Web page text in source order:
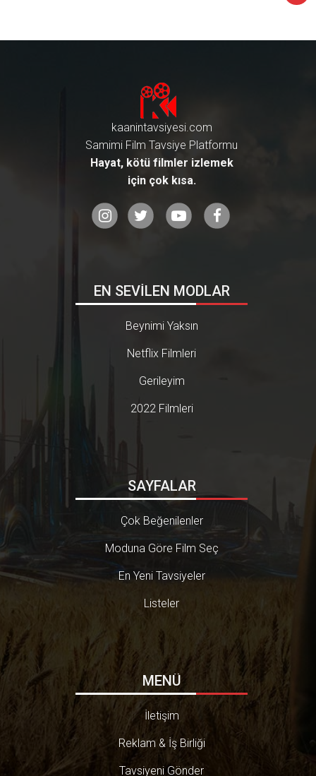
kaanintavsiyesi.com
Samimi Film Tavsiye Platformu
Hayat, kötü filmler izlemek
için çok kısa.
EN SEVİLEN MODLAR
Beynimi Yaksın
Netflix Filmleri
Gerileyim
2022 Filmleri
SAYFALAR
Çok Beğenilenler
Moduna Göre Film Seç
En Yeni Tavsiyeler
Listeler
MENÜ
İletişim
Reklam & İş Birliği
Tavsiyeni Gönder